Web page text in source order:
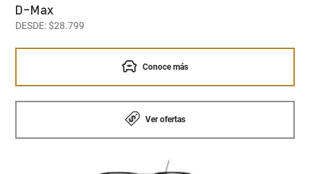
D-Max
DESDE: $28.799
Conoce más
Ver ofertas